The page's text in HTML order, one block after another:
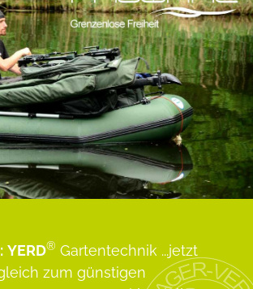
YERD® Gartentechnik ...jetzt
zum günstigen